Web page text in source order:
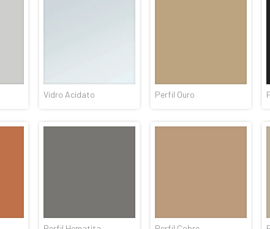
Vidro Acidato Perfil Ouro
Perfil Hematita Perfil Cobre